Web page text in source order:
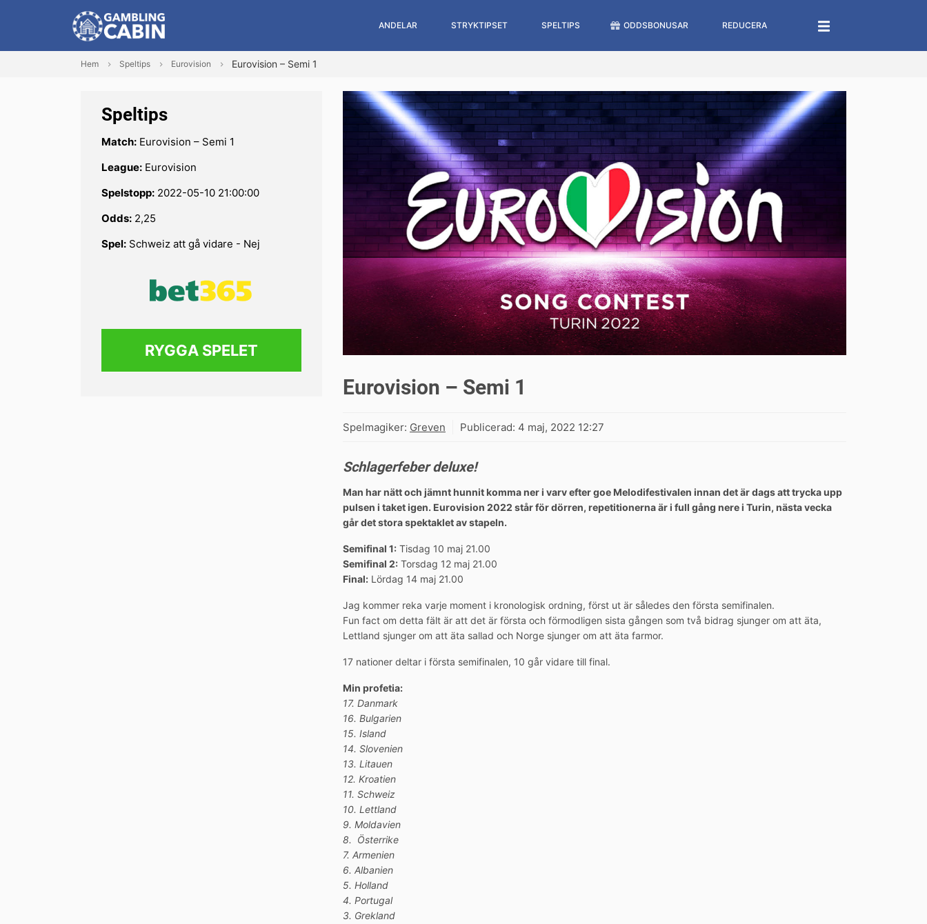
ANDELAR STRYKTIPSET SPELTIPS ODDSBONUSAR REDUCERA
Hem Speltips Eurovision Eurovision – Semi 1
Speltips
Match: Eurovision – Semi 1
League: Eurovision
Spelstopp: 2022-05-10 21:00:00
Odds: 2,25
Spel: Schweiz att gå vidare - Nej
RYGGA SPELET
Eurovision – Semi 1
Spelmagiker: Greven Publicerad: 4 maj, 2022 12:27
Schlagerfeber deluxe!
Man har nätt och jämnt hunnit komma ner i varv efter goe Melodifestivalen innan det är dags att trycka upp
pulsen i taket igen. Eurovision 2022 står för dörren, repetitionerna är i full gång nere i Turin, nästa vecka
går det stora spektaklet av stapeln.
Semifinal 1: Tisdag 10 maj 21.00
Semifinal 2: Torsdag 12 maj 21.00
Final: Lördag 14 maj 21.00
Jag kommer reka varje moment i kronologisk ordning, först ut är således den första semifinalen.
Fun fact om detta fält är att det är första och förmodligen sista gången som två bidrag sjunger om att äta,
Lettland sjunger om att äta sallad och Norge sjunger om att äta farmor.
17 nationer deltar i första semifinalen, 10 går vidare till final.
Min profetia:
17. Danmark
16. Bulgarien
15. Island
14. Slovenien
13. Litauen
12. Kroatien
11. Schweiz
10. Lettland
9. Moldavien
8. Österrike
7. Armenien
6. Albanien
5. Holland
4. Portugal
3. Grekland